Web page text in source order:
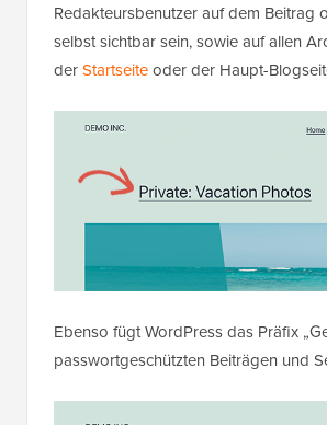
Redakteursbenutzer auf dem Beitrag
selbst sichtbar sein, sowie auf allen
derStartseiteoder der Haupt-
Ebenso fügt WordPress das Präfix
passwortgeschützten Beiträgen und